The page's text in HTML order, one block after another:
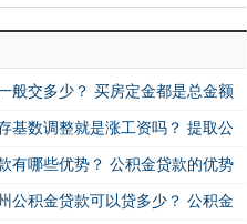
般交多少？ 买房定金都是总金额
基数调整就是涨工资吗？ 提取公
有哪些优势？ 公积金贷款的优势
公积金贷款可以贷多少？ 公积金